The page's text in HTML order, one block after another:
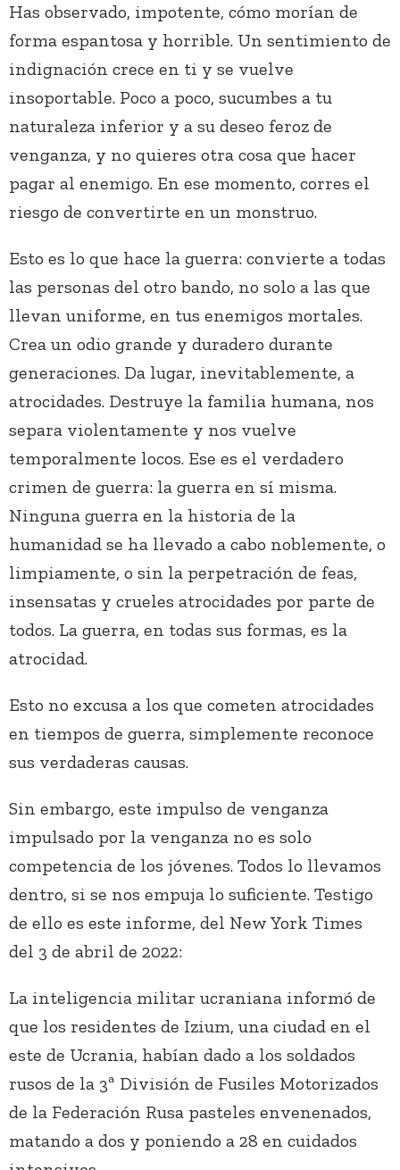
Has observado, impotente, cómo morían de
forma espantosa y horrible. Un sentimiento de
indignación crece en ti y se vuelve
insoportable. Poco a poco, sucumbes a tu
naturaleza inferior y a su deseo feroz de
venganza, y no quieres otra cosa que hacer
pagar al enemigo. En ese momento, corres el
riesgo de convertirte en un monstruo.
Esto es lo que hace la guerra: convierte a todas
las personas del otro bando, no solo a las que
llevan uniforme, en tus enemigos mortales.
Crea un odio grande y duradero durante
generaciones. Da lugar, inevitablemente, a
atrocidades. Destruye la familia humana, nos
separa violentamente y nos vuelve
temporalmente locos. Ese es el verdadero
crimen de guerra: la guerra en sí misma.
Ninguna guerra en la historia de la
humanidad se ha llevado a cabo noblemente, o
limpiamente, o sin la perpetración de feas,
insensatas y crueles atrocidades por parte de
todos. La guerra, en todas sus formas, es la
atrocidad.
Esto no excusa a los que cometen atrocidades
en tiempos de guerra, simplemente reconoce
sus verdaderas causas.
Sin embargo, este impulso de venganza
impulsado por la venganza no es solo
competencia de los jóvenes. Todos lo llevamos
dentro, si se nos empuja lo suficiente. Testigo
de ello es este informe, del New York Times
del 3 de abril de 2022:
La inteligencia militar ucraniana informó de
que los residentes de Izium, una ciudad en el
este de Ucrania, habían dado a los soldados
rusos de la 3ª División de Fusiles Motorizados
de la Federación Rusa pasteles envenenados,
matando a dos y poniendo a 28 en cuidados